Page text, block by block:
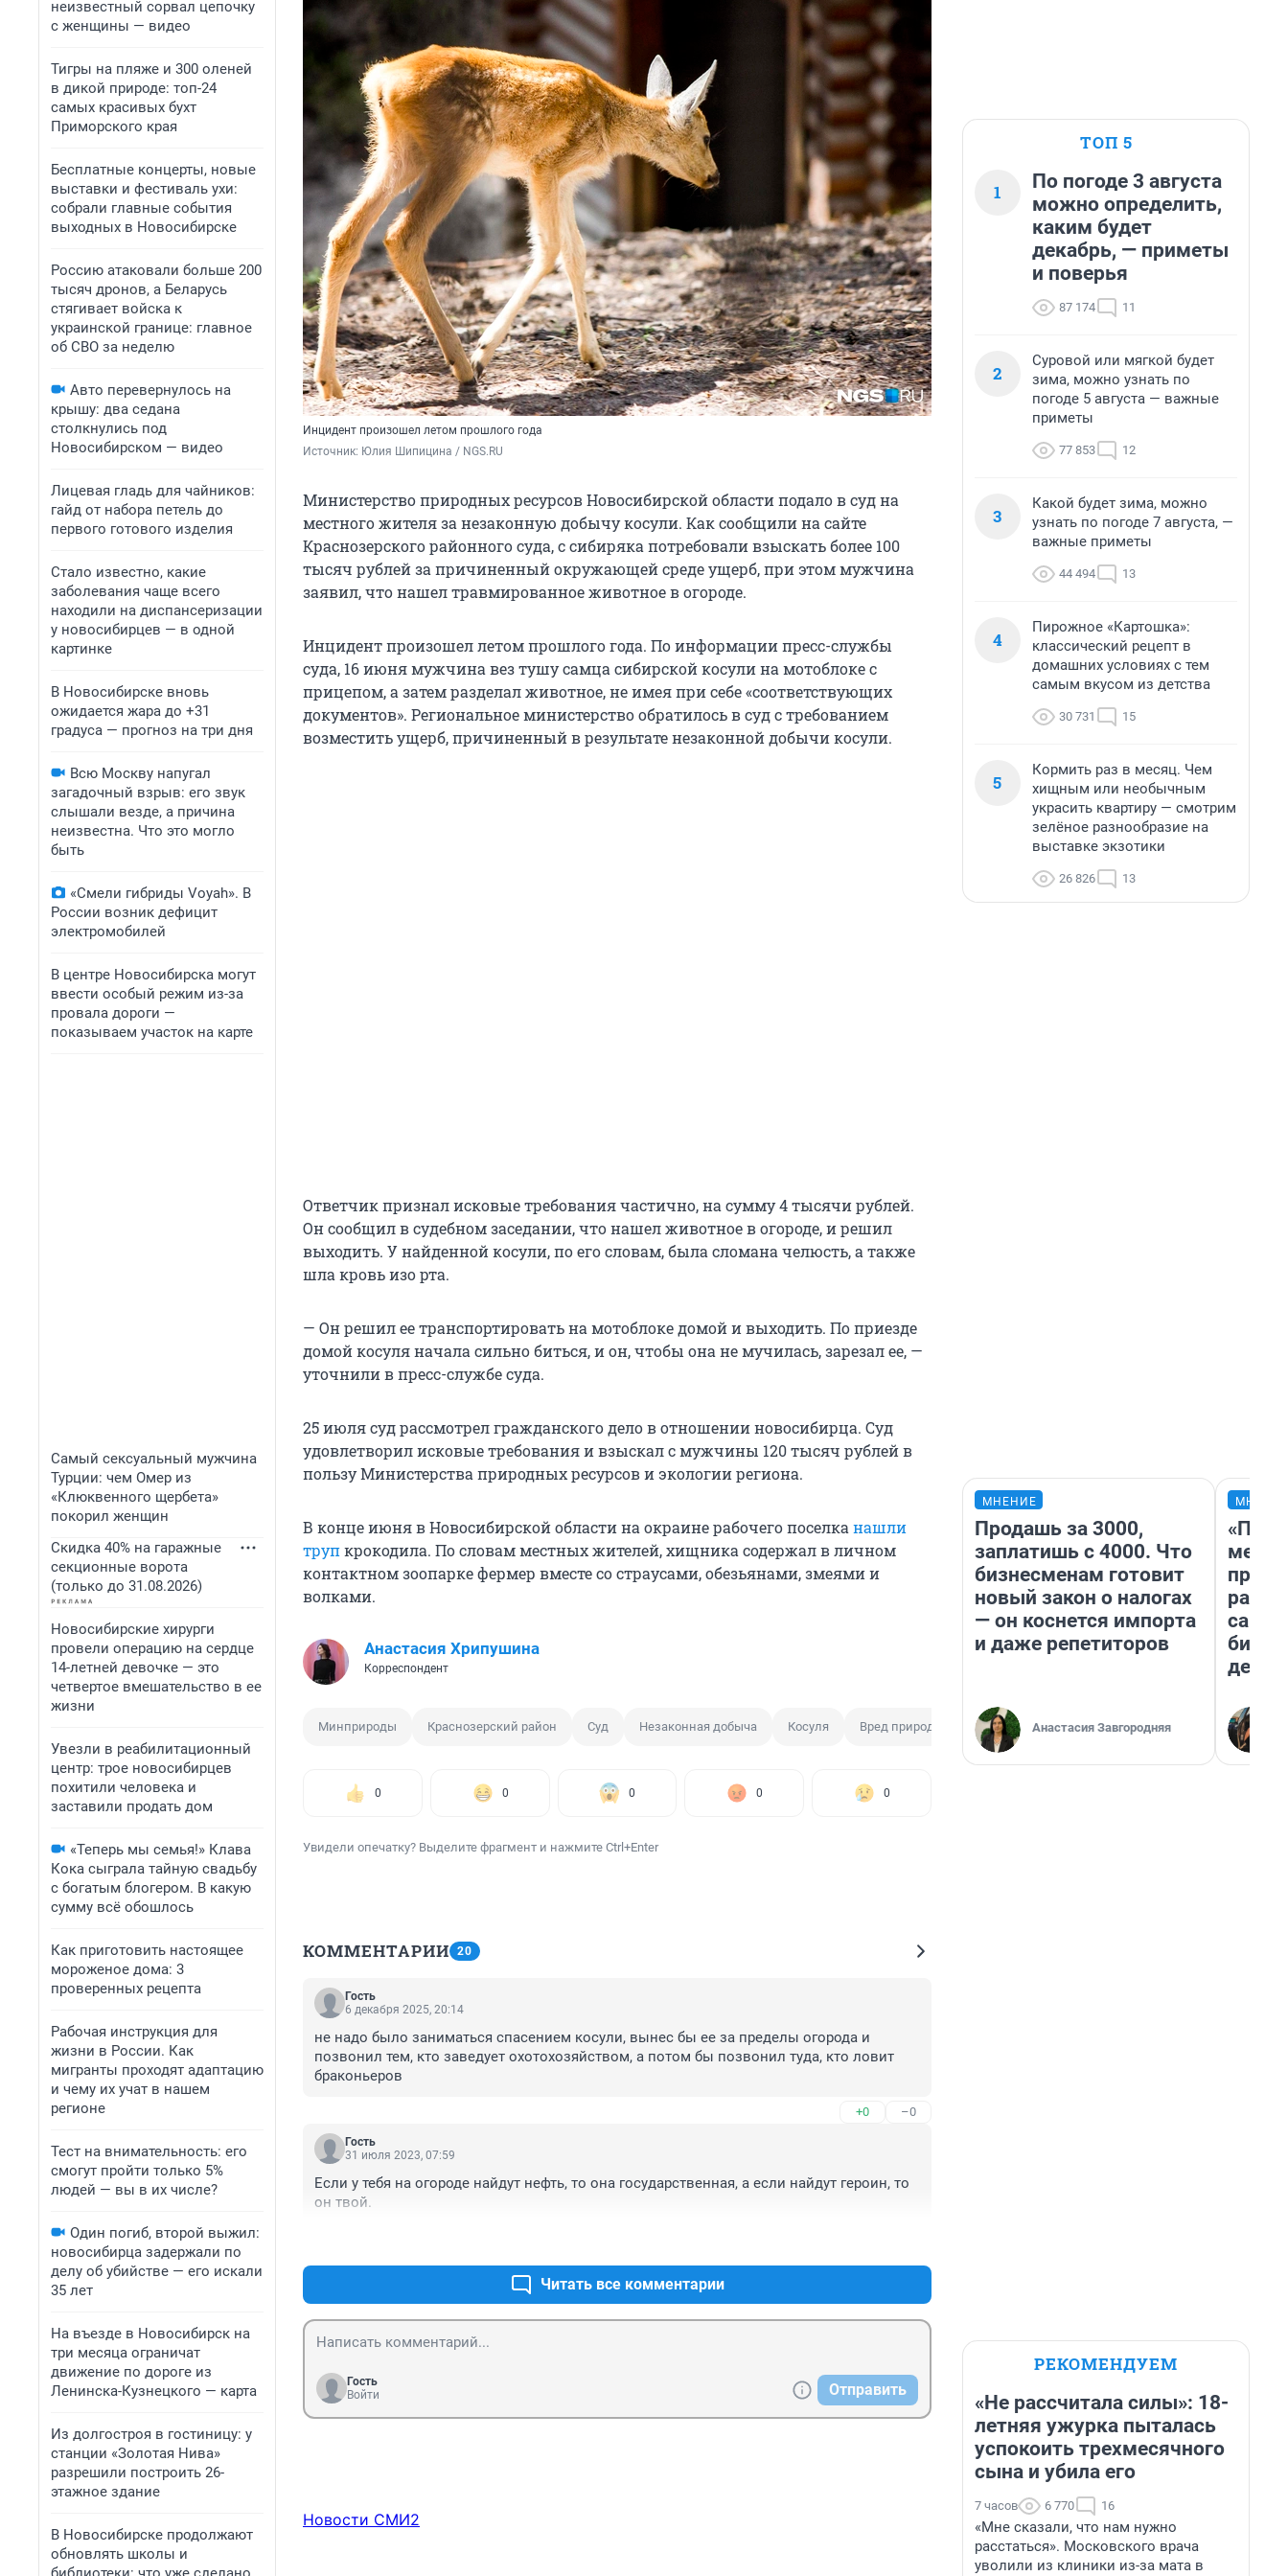
неизвестный сорвал цепочку
с женщины — видео
Тигры на пляже и 300 оленей
в дикой природе: топ-24
самых красивых бухт
Приморского края
Бесплатные концерты, новые
выставки и фестиваль ухи:
собрали главные события
выходных в Новосибирске
Россию атаковали больше 200
тысяч дронов, а Беларусь
стягивает войска к
украинской границе: главное
об СВО за неделю
Авто перевернулось на
крышу: два седана
столкнулись под
Новосибирском — видео
Лицевая гладь для чайников:
гайд от набора петель до
первого готового изделия
Стало известно, какие
заболевания чаще всего
находили на диспансеризации
у новосибирцев — в одной
картинке
В Новосибирске вновь
ожидается жара до +31
градуса — прогноз на три дня
Всю Москву напугал
загадочный взрыв: его звук
слышали везде, а причина
неизвестна. Что это могло
быть
«Смели гибриды Voyah». В
России возник дефицит
электромобилей
В центре Новосибирска могут
ввести особый режим из-за
провала дороги —
показываем участок на карте
Самый сексуальный мужчина
Турции: чем Омер из
«Клюквенного щербета»
покорил женщин
Скидка 40% на гаражные
секционные ворота
(только до 31.08.2026)
Новосибирские хирурги
провели операцию на сердце
14-летней девочке — это
четвертое вмешательство в ее
жизни
Увезли в реабилитационный
центр: трое новосибирцев
похитили человека и
заставили продать дом
«Теперь мы семья!» Клава
Кока сыграла тайную свадьбу
с богатым блогером. В какую
сумму всё обошлось
Как приготовить настоящее
мороженое дома: 3
проверенных рецепта
Рабочая инструкция для
жизни в России. Как
мигранты проходят адаптацию
и чему их учат в нашем
регионе
Тест на внимательность: его
смогут пройти только 5%
людей — вы в их числе?
Один погиб, второй выжил:
новосибирца задержали по
делу об убийстве — его искали
35 лет
На въезде в Новосибирск на
три месяца ограничат
движение по дороге из
Ленинска-Кузнецкого — карта
Из долгостроя в гостиницу: у
станции «Золотая Нива»
разрешили построить 26-
этажное здание
В Новосибирске продолжают
обновлять школы и
Инцидент произошел летом прошлого года
Источник: Юлия Шипицина / NGS.RU
Министерство природных ресурсов Новосибирской области подало в суд на
местного жителя за незаконную добычу косули. Как сообщили на сайте
Краснозерского районного суда, с сибиряка потребовали взыскать более 100
тысяч рублей за причиненный окружающей среде ущерб, при этом мужчина
заявил, что нашел травмированное животное в огороде.
Инцидент произошел летом прошлого года. По информации пресс-службы
суда, 16 июня мужчина вез тушу самца сибирской косули на мотоблоке с
прицепом, а затем разделал животное, не имея при себе «соответствующих
документов». Региональное министерство обратилось в суд с требованием
возместить ущерб, причиненный в результате незаконной добычи косули.
Ответчик признал исковые требования частично, на сумму 4 тысячи рублей.
Он сообщил в судебном заседании, что нашел животное в огороде, и решил
выходить. У найденной косули, по его словам, была сломана челюсть, а также
шла кровь изо рта.
— Он решил ее транспортировать на мотоблоке домой и выходить. По приезде
домой косуля начала сильно биться, и он, чтобы она не мучилась, зарезал ее, —
уточнили в пресс-службе суда.
25 июля суд рассмотрел гражданского дело в отношении новосибирца. Суд
удовлетворил исковые требования и взыскал с мужчины 120 тысяч рублей в
пользу Министерства природных ресурсов и экологии региона.
В конце июня в Новосибирской области на окраине рабочего поселка нашли
трупкрокодила. По словам местных жителей, хищника содержал в личном
контактном зоопарке фермер вместе со страусами, обезьянами, змеями и
волками.
Анастасия Хрипушина
Корреспондент
Минприроды Краснозерский район Суд Незаконная добыча Косуля Вред природе
0 0 0 0 0
Увидели опечатку? Выделите фрагмент и нажмите Ctrl+Enter
КОММЕНТАРИИ 20
Гость
6 декабря 2025, 20:14
не надо было заниматься спасением косули, вынес бы ее за пределы огорода и
позвонил тем, кто заведует охотохозяйством, а потом бы позвонил туда, кто ловит
браконьеров
+0 –0
Гость
31 июля 2023, 07:59
Если у тебя на огороде найдут нефть, то она государственная, а если найдут героин, то
он твой.
Читать все комментарии
Гость
Войти
Отправить
Новости СМИ2
ТОП 5
1
По погоде 3 августа
можно определить,
каким будет
декабрь, — приметы
и поверья
87 174 11
2
Суровой или мягкой будет
зима, можно узнать по
погоде 5 августа — важные
приметы
77 853 12
3
Какой будет зима, можно
узнать по погоде 7 августа, —
важные приметы
44 494 13
4
Пирожное «Картошка»:
классический рецепт в
домашних условиях с тем
самым вкусом из детства
30 731 15
5
Кормить раз в месяц. Чем
хищным или необычным
украсить квартиру — смотрим
зелёное разнообразие на
выставке экзотики
26 826 13
МНЕНИЕ
Продашь за 3000,
заплатишь с 4000. Что
бизнесменам готовит
новый закон о налогах
— он коснется импорта
и даже репетиторов
Анастасия Завгородняя
РЕКОМЕНДУЕМ
«Не рассчитала силы»: 18-
летняя ужурка пыталась
успокоить трехмесячного
сына и убила его
7 часов 6 770 16
«Мне сказали, что нам нужно
расстаться». Московского врача
уволили из клиники из-за мата в